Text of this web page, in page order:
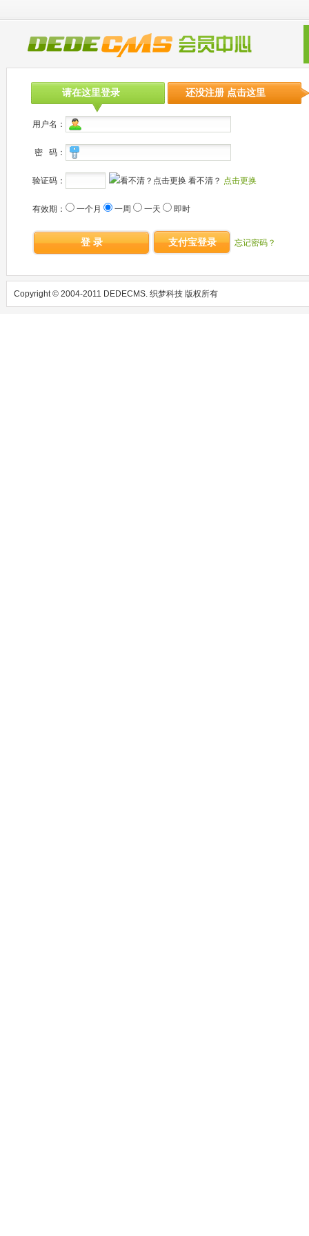
请在这里登录 还没注册 点击这里
用户名：
密 码：
验证码： 看不清？ 点击更换
有效期： 一个月 一周 一天 即时
登 录 支付宝登录 忘记密码？
Copyright © 2004-2011 DEDECMS. 织梦科技 版权所有